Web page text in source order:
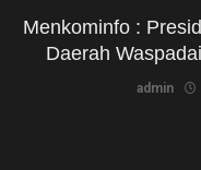
Rokan hilir
Menkominfo :
Daerah
admin